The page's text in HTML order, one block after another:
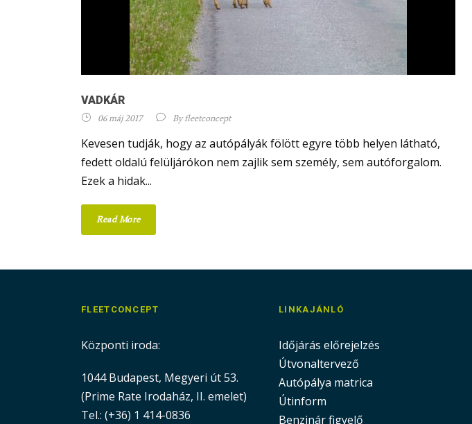
VADKÁR
06 máj 2017 Byfleetconcept
Kevesen tudják, hogy az autópályák fölött egyre több helyen látható,
fedett oldalú felüljárókon nem zajlik sem személy, sem autóforgalom.
Ezek a hidak...
Read More
FLEETCONCEPT
Központi iroda:
1044 Budapest, Megyeri út 53.
(Prime Rate Irodaház, II. emelet)
Tel.: (+36) 1 414-0836
LINKAJÁNLÓ
Időjárás előrejelzés
Útvonaltervező
Autópálya matrica
Útinform
Benzinár figyelő